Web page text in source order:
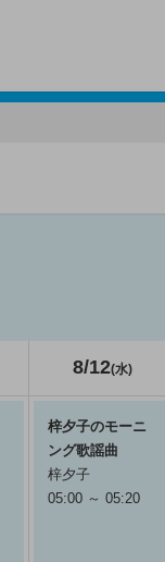
8/12(水)
梓夕子のモーニ
ング歌謡曲
梓夕子
05:00 ～ 05:20